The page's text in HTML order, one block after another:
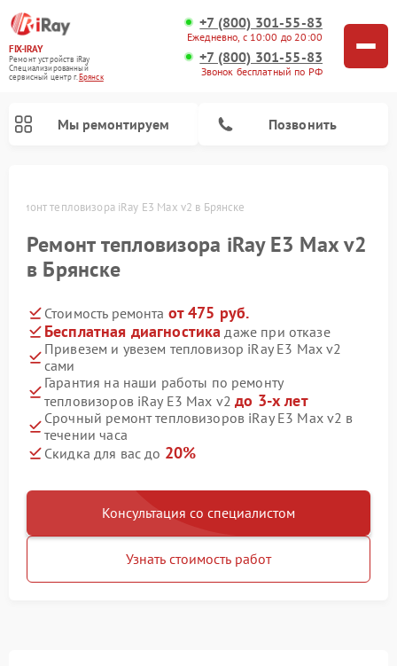
FIX-IRAY
Ремонт устройств iRay
Специализированный
cервисный центр г.Брянск
+7 (800) 301-55-83
Ежедневно, с 10:00 до 20:00
+7 (800) 301-55-83
Звонок бесплатный по РФ
Мы ремонтируем Позвонить
Ремонт тепловизора iRay E3 Max v2 в Брянске
Ремонт тепловизора iRay E3 Max v2
в Брянске
Стоимость ремонта от 475 руб.
Бесплатная диагностика даже при отказе
Привезем и увезем тепловизор iRay E3 Max v2
сами
Гарантия на наши работы по ремонту
тепловизоров iRay E3 Max v2до 3-х лет
Срочный ремонт тепловизоров iRay E3 Max v2 в
течении часа
Скидка для вас до 20%
Консультация со специалистом
Узнать стоимость работ